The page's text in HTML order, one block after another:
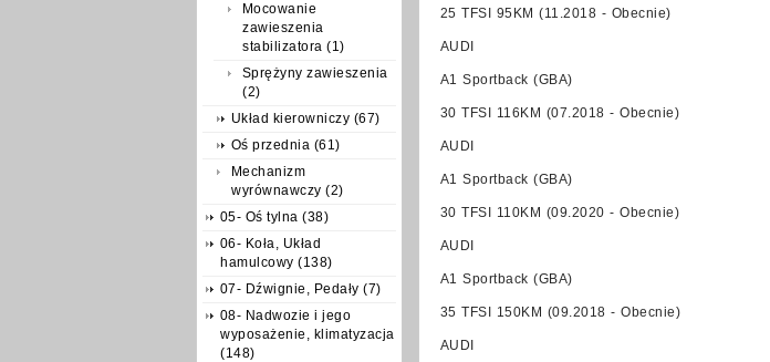
Mocowanie
zawieszenia
stabilizatora (1)
Sprężyny zawieszenia
(2)
Układ kierowniczy (67)
Oś przednia (61)
Mechanizm
wyrównawczy (2)
05- Oś tylna (38)
06- Koła, Układ
hamulcowy (138)
07- Dźwignie, Pedały (7)
08- Nadwozie i jego
wyposażenie, klimatyzacja
(148)
25 TFSI 95KM (11.2018 - Obecnie)
AUDI
A1 Sportback (GBA)
30 TFSI 116KM (07.2018 - Obecnie)
AUDI
A1 Sportback (GBA)
30 TFSI 110KM (09.2020 - Obecnie)
AUDI
A1 Sportback (GBA)
35 TFSI 150KM (09.2018 - Obecnie)
AUDI